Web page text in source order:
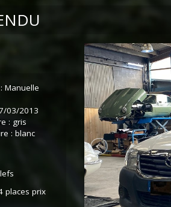
Manuelle
03/2013
: gris
: blanc
places prix